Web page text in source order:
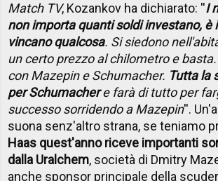
Match TV, Kozankov ha dichiarato: ''I
non importa quanti soldi investano, è
vincano qualcosa. Si siedono
un certo prezzo al chilometro e
con Mazepin e Schumacher. Tutta la
per Schumachere farà di tutto per
successo sorridendo a Mazepin''.
suona senz'altro strana, se teniamo
Haas quest'anno riceve importanti
dalla Uralchem, società di Dmitry
anche sponsor principale della